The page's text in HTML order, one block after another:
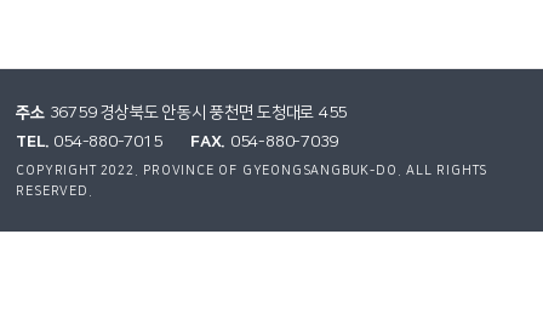
주소 36759 경상북도 안동시 풍천면 도청대로 455
TEL. 054-880-7015 FAX. 054-880-7039
COPYRIGHT 2022. PROVINCE OF GYEONGSANGBUK-DO. ALL RIGHTS
RESERVED.